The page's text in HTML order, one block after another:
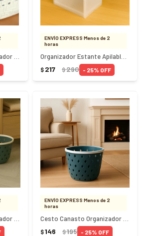
ENVÍO EXPRESS Menos de 2
horas
$ 217 $290 25
ENVÍO EXPRESS Menos de 2
horas
$146 $195 25